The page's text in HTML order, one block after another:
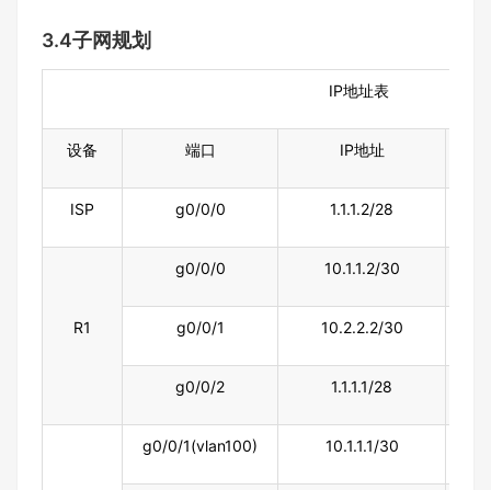
3.4子网规划
IP地址表
设备 端口 IP地址
ISP g0/0/0 1.1.1.2/28
R1
g0/0/0 10.1.1.2/30
g0/0/1 10.2.2.2/30
g0/0/2 1.1.1.1/28
g0/0/1(vlan100) 10.1.1.1/30